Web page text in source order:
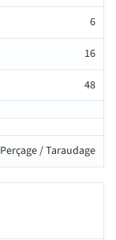
6
16
48
Perçage / Taraudage